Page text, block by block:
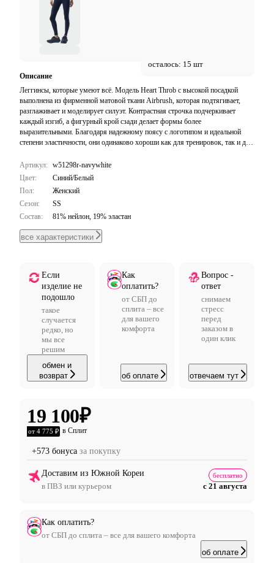
осталось: 15 шт
Описание
Леггинсы, которые умеют всё. Модель Heart Throb с высокой посадкой
выполнена из фирменной матовой ткани Airbrush, которая подтягивает,
разглаживает и моделирует силуэт. Контрастная строчка подчеркивает
каждый изгиб, а фигурный крой сзади делает формы более
выразительными. Благодаря надежному поясу с логотипом и идеальной
степени эластичности, они одинаково хороши как для тренировок, так и для
для сногсшибательного вида.
Артикул: w51298r-navywhite
Цвет:
Синий/Белый
Пол:
Женский
Сезон:
SS
Состав:
81% нейлон, 19% эластан
все характеристики
Если
изделие не
подошло
такое
случается
редко, но
мы все
решим
обмен и
возврат
Как
оплатить?
от СБП до
сплита – все
для вашего
комфорта
об оплате
Вопрос -
ответ
снимаем
стресс
перед
заказом в
один клик
отвечаем тут
19 100₽
от 4 775 ₽ в Сплит
+573 бонуса за покупку
Доставим из Южной Кореи
в ПВЗ или курьером
бесплатно
с 21 августа
Как оплатить?
от СБП до сплита – все для вашего комфорта
об оплате